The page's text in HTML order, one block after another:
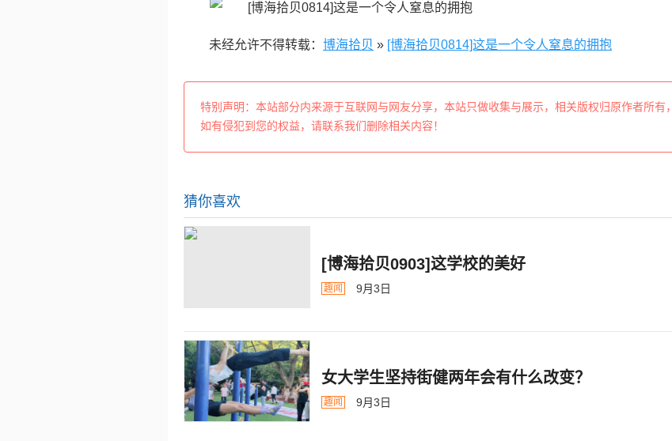
未经允许不得转载： 博海拾贝 » [博海拾贝0814]这是一个令人窒息的拥抱
特别声明：本站部分内来源于互联网与网友分享，本站只做收集与展示，相关版权归原作者所有，
如有侵犯到您的权益，请联系我们删除相关内容！
猜你喜欢
[博海拾贝0903]这学校的美好
趣闻 9月3日
女大学生坚持街健两年会有什么改变？
趣闻 9月3日